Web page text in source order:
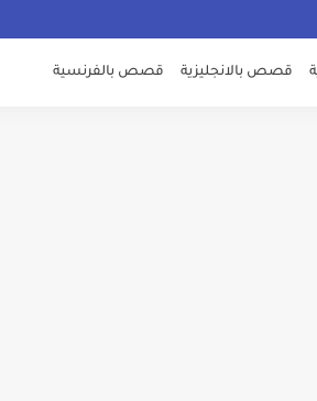
قصص بالانجليزية قصص بالفرنسية